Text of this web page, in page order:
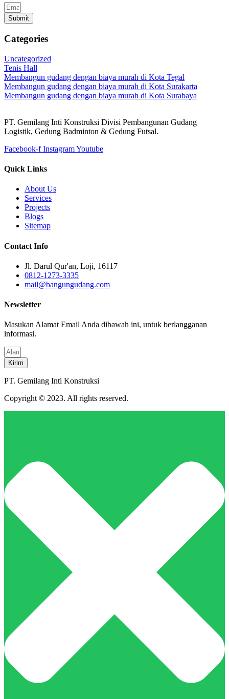
Submit
Categories
Uncategorized
Tenis Hall
Membangun gudang dengan biaya murah di Kota Tegal
Membangun gudang dengan biaya murah di Kota Surakarta
Membangun gudang dengan biaya murah di Kota Surabaya
PT. Gemilang Inti Konstruksi Divisi Pembangunan Gudang
Logistik, Gedung Badminton & Gedung Futsal.
Facebook-f InstagramYoutube
Quick Links
About Us
Services
Projects
Blogs
Sitemap
Contact Info
Jl. Darul Qur'an, Loji, 16117
0812-1273-3335
mail@bangungudang.com
Newsletter
Masukan Alamat Email Anda dibawah ini, untuk berlangganan
informasi.
Kirim
PT. Gemilang Inti Konstruksi
Copyright © 2023. All rights reserved.